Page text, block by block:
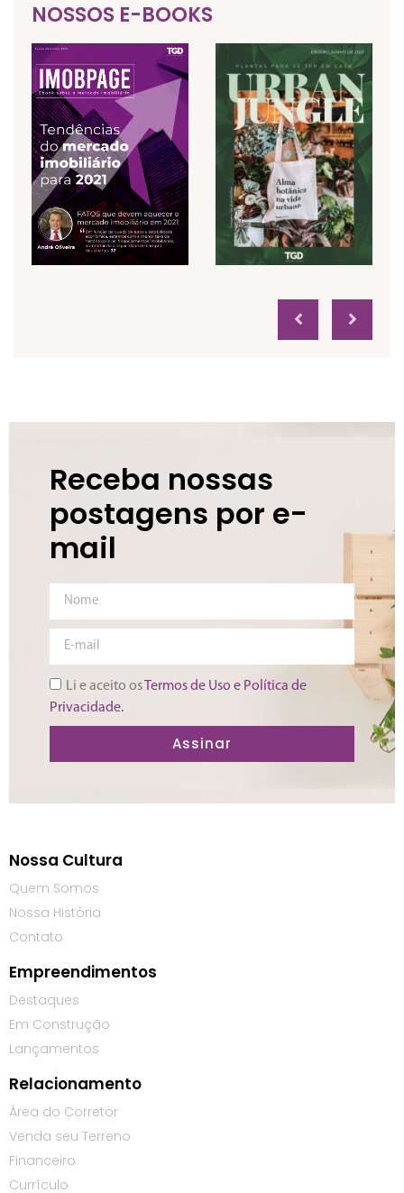
MOOD
29m² à 65m² Studio | 1 ou 2 dorms
NOSSOS E-BOOKS
Receba nossas
postagens por e-
mail
Li e aceito osTermos de Uso e Política de
Privacidade.
Assinar
Nossa Cultura
Quem Somos
Nossa História
Contato
Empreendimentos
Destaques
Em Construção
Lançamentos
Relacionamento
Área do Corretor
Venda seu Terreno
Financeiro
Currículo